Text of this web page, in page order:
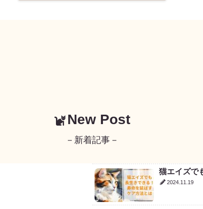
New Post
－新着記事－
猫エイズで
2024.11.19